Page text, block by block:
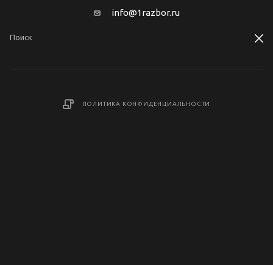
info@1razbor.ru
ПОЛИТИКА КОНФИДЕНЦИАЛЬНОСТИ